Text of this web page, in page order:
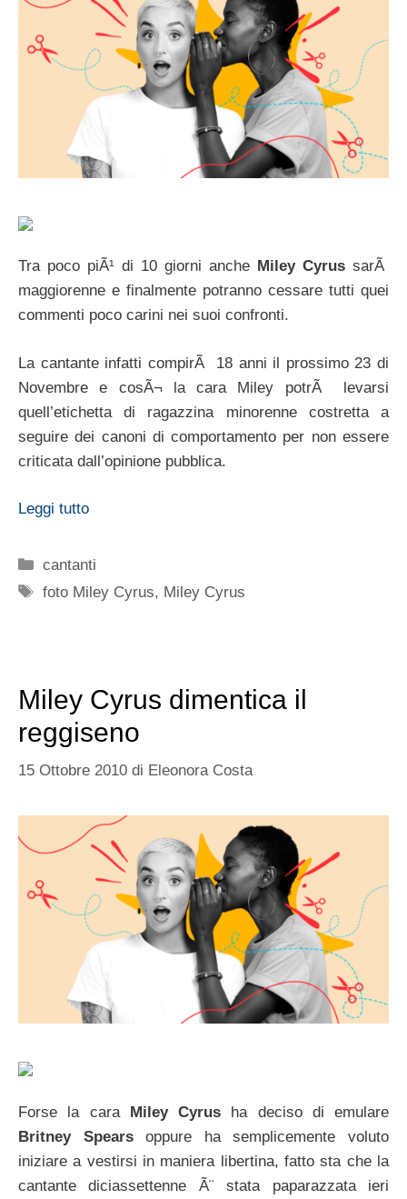
Tra poco piÃ¹ di 10 giorni anche Miley Cyrus sarÃ
maggiorenne e finalmente potranno cessare tutti quei
commenti poco carini nei suoi confronti.
La cantante infatti compirÃ 18 anni il prossimo 23 di
Novembre e cosÃ¬ la cara Miley potrÃ levarsi
quell’etichetta di ragazzina minorenne costretta a
seguire dei canoni di comportamento per non essere
criticata dall’opinione pubblica.
Leggi tutto
Categorie
cantanti
Tag
foto Miley Cyrus, Miley Cyrus
Miley Cyrus dimentica il
reggiseno
15 Ottobre 2010 di Eleonora Costa
Forse la cara Miley Cyrus ha deciso di emulare
Britney Spearsoppure ha semplicemente voluto
iniziare a vestirsi in maniera libertina, fatto sta che la
cantante diciassettenne Ã¨ stata paparazzata ieri